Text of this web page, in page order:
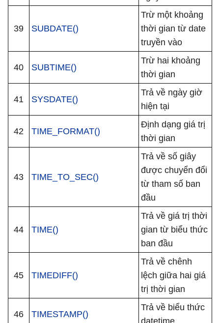
39 SUBDATE()
Trừ một khoảng
thời gian từ date
truyền vào
40 SUBTIME()
Trừ hai khoảng
thời gian
41 SYSDATE()
Trả về ngày giờ
hiện tại
42 TIME_FORMAT()
Định dạng giá trị
thời gian
43 TIME_TO_SEC()
Trả về số giây
được chuyển đổi
từ tham số ban
đầu
44 TIME()
Trả về giá trị thời
gian từ biểu thức
ban đầu
45 TIMEDIFF()
Trả về chênh
lệch giữa hai giá
trị thời gian
46 TIMESTAMP()
Trả về biểu thức
datetime